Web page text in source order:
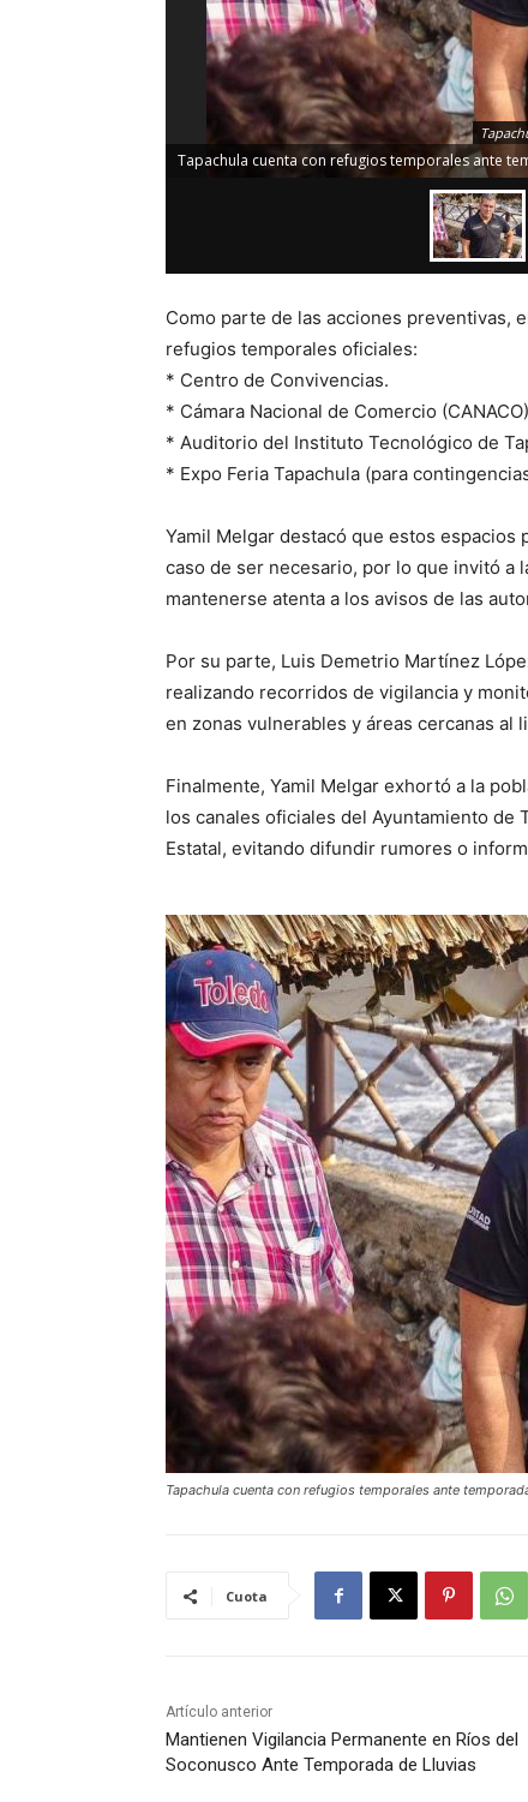
Tapachula cuenta con refugios temporales ante
Como parte de las acciones preventivas,
refugios temporales oficiales:
* Centro de Convivencias.
* Cámara Nacional de Comercio
* Auditorio del Instituto Tecnológico de
* Expo Feria Tapachula (para
Yamil Melgar destacó que estos
caso de ser necesario, por lo que invitó a
mantenerse atenta a los avisos de las
Por su parte, Luis Demetrio Martínez
realizando recorridos de vigilancia y
en zonas vulnerables y áreas cercanas al
Finalmente, Yamil Melgar exhortó a la
los canales oficiales del Ayuntamiento de
Estatal, evitando difundir rumores o
Tapachula cuenta con refugios temporales ante
Cuota
Artículo anterior
Mantienen Vigilancia Permanente en Ríos del
Soconusco Ante Temporada de Lluvias